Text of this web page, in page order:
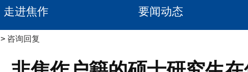
走进焦作 要闻动态
> 咨询回复